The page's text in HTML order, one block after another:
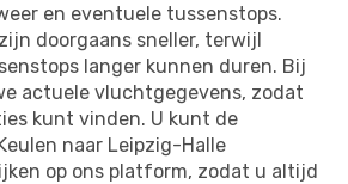
en eventuele tussenstops.
doorgaans sneller, terwijl
langer kunnen duren. Bij
actuele vluchtgegevens, zodat
kunt vinden. U kunt de
naar Leipzig-Halle
op ons platform, zodat u altijd